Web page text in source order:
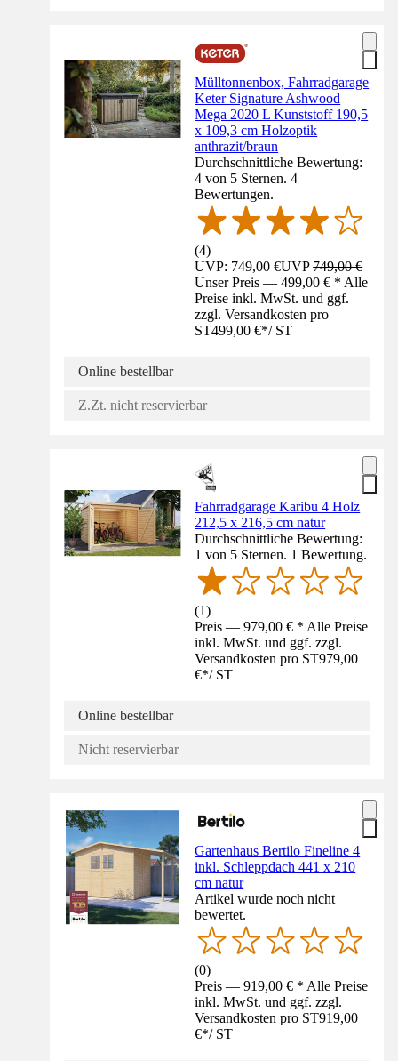
Mülltonnenbox, Fahrradgarage
Keter Signature Ashwood
Mega 2020 L Kunststoff 190,5
x 109,3 cm Holzoptik
anthrazit/braun
Durchschnittliche Bewertung:
4 von 5 Sternen. 4
Bewertungen.
(4)
UVP: 749,00 €UVP749,00 €
Unser Preis — 499,00 € * Alle
Preise inkl. MwSt. und ggf.
zzgl. Versandkosten pro
ST499,00 €*/ ST
Online bestellbar
Z.Zt. nicht reservierbar
Fahrradgarage Karibu 4 Holz
212,5 x 216,5 cm natur
Durchschnittliche Bewertung:
1 von 5 Sternen. 1 Bewertung.
(1)
Preis — 979,00 € * Alle Preise
inkl. MwSt. und ggf. zzgl.
Versandkosten pro ST979,00
€*/ ST
Online bestellbar
Nicht reservierbar
Gartenhaus Bertilo Fineline 4
inkl. Schleppdach 441 x 210
cm natur
Artikel wurde noch nicht
bewertet.
(0)
Preis — 919,00 € * Alle Preise
inkl. MwSt. und ggf. zzgl.
Versandkosten pro ST919,00
€*/ ST